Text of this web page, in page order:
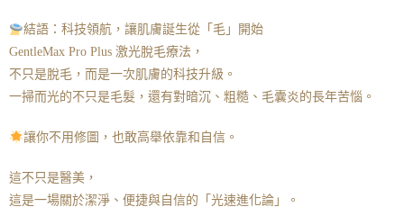
結語：科技領航，讓肌膚誕生從「毛」開始
GentleMax Pro Plus 激光脫毛療法，
不只是脫毛，而是一次肌膚的科技升級。
一掃而光的不只是毛髮，還有對暗沉、粗糙、毛囊炎的長年苦惱。
讓你不用修圖，也敢高舉依靠和自信。
這不只是醫美，
這是一場關於潔淨、便捷與自信的「光速進化論」。